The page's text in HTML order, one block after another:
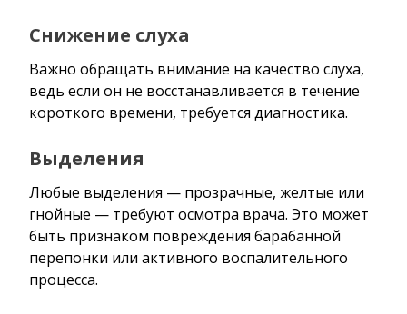
Снижение слуха
Важно обращать внимание на качество слуха,
ведь если он не восстанавливается в течение
короткого времени, требуется диагностика.
Выделения
Любые выделения — прозрачные, желтые или
гнойные — требуют осмотра врача. Это может
быть признаком повреждения барабанной
перепонки или активного воспалительного
процесса.